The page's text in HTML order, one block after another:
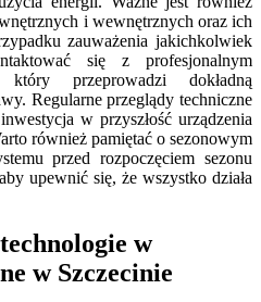
i wewnętrznych oraz ich
zauważenia jakichkolwiek
się z profesjonalnym
który przeprowadzi dokładną
Regularne przeglądy techniczne
w przyszłość urządzenia
również pamiętać o sezonowym
przed rozpoczęciem sezonu
upewnić się, że wszystko działa
w
w Szczecinie